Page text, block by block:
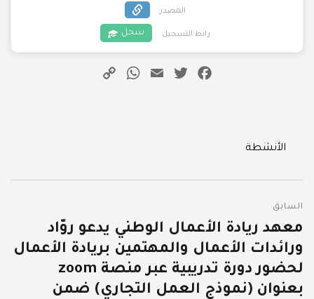
المصدر
رابط التسجيل سجل
Facebook
Twitter
Email
WhatsApp
Categories
الأنشطة
المقالات
السابق
المقالة
السابقة:
معهد ريادة الأعمال الوطني يدعو روّاد
ورائدات الأعمال والمهتمين بريادة الأعمال
لحضور دورة تدريبية عبر منصة zoom
بعنوان (نموذج العمل التجاري) ضمن